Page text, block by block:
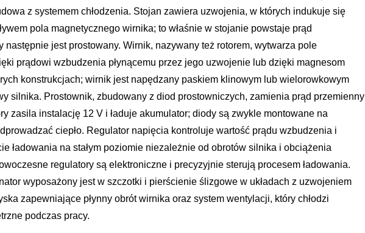
z systemem chłodzenia. Stojan zawiera uzwojenia, w których indukuje się
pola magnetycznego wirnika; to właśnie w stojanie powstaje prąd
następnie jest prostowany. Wirnik, nazywany też rotorem, wytwarza pole
prądowi wzbudzenia płynącemu przez jego uzwojenie lub dzięki magnesom
konstrukcjach; wirnik jest napędzany paskiem klinowym lub wielorowkowym
silnika. Prostownik, zbudowany z diod prostowniczych, zamienia prąd przemienny
zasila instalację 12 V i ładuje akumulator; diody są zwykle montowane na
ciepło. Regulator napięcia kontroluje wartość prądu wzbudzenia i
ładowania na stałym poziomie niezależnie od obrotów silnika i obciążenia
regulatory są elektroniczne i precyzyjnie sterują procesem ładowania.
wyposażony jest w szczotki i pierścienie ślizgowe w układach z uzwojeniem
zapewniające płynny obrót wirnika oraz system wentylacji, który chłodzi
podczas pracy.